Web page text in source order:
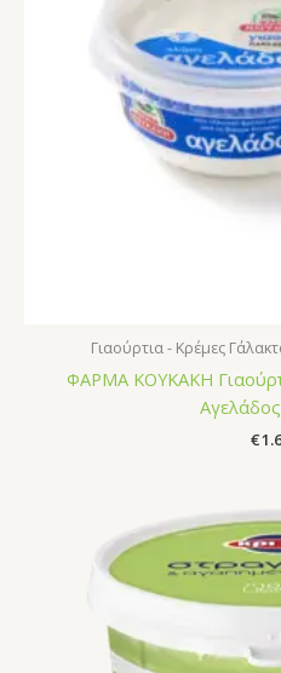
Γιαούρτια - Κρέμες
ΦΑΡΜΑ ΚΟΥΚΑΚΗ
€